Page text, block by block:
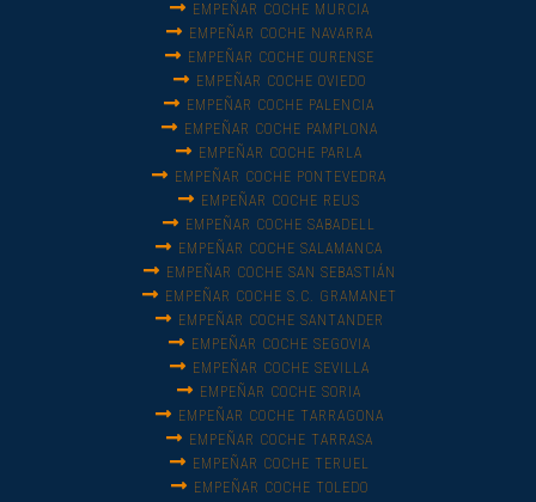
EMPEÑAR COCHE MURCIA
EMPEÑAR COCHE NAVARRA
EMPEÑAR COCHE OURENSE
EMPEÑAR COCHE OVIEDO
EMPEÑAR COCHE PALENCIA
EMPEÑAR COCHE PAMPLONA
EMPEÑAR COCHE PARLA
EMPEÑAR COCHE PONTEVEDRA
EMPEÑAR COCHE REUS
EMPEÑAR COCHE SABADELL
EMPEÑAR COCHE SALAMANCA
EMPEÑAR COCHE SAN SEBASTIÁN
EMPEÑAR COCHE S.C. GRAMANET
EMPEÑAR COCHE SANTANDER
EMPEÑAR COCHE SEGOVIA
EMPEÑAR COCHE SEVILLA
EMPEÑAR COCHE SORIA
EMPEÑAR COCHE TARRAGONA
EMPEÑAR COCHE TARRASA
EMPEÑAR COCHE TERUEL
EMPEÑAR COCHE TOLEDO